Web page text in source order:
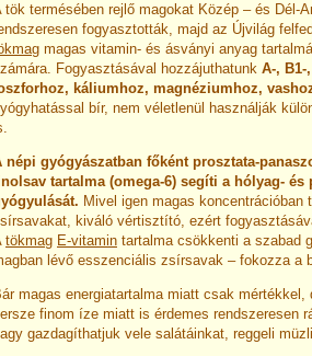
tök termésében rejlő magokat Közép – és Dél-
fogyasztották, majd az Újvilág
magas vitamin- és ásványi anyag
Fogyasztásával hozzájuthatunk A-, B1-
káliumhoz, magnéziumhoz,
bír, nem véletlenül használják
népi gyógyászatban főként prosztata-
tartalma (omega-6) segíti a hólyag-
Mivel igen magas
kiváló vértisztító, ezért
tökmag E-vitamin tartalma csökkenti a szabad
lévő esszenciális zsírsavak – fokozza a
magas energiatartalma miatt csak
finom íze miatt is érdemes rendszeresen
gazdagíthatjuk vele salátáinkat, reggeli